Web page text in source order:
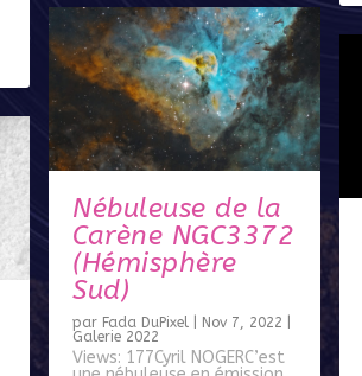
Nébuleuse de la
Carène NGC3372
(Hémisphère
Sud)
par Fada DuPixel Nov 7, 2022
Galerie 2022
Views: 177Cyril NOGERC’est